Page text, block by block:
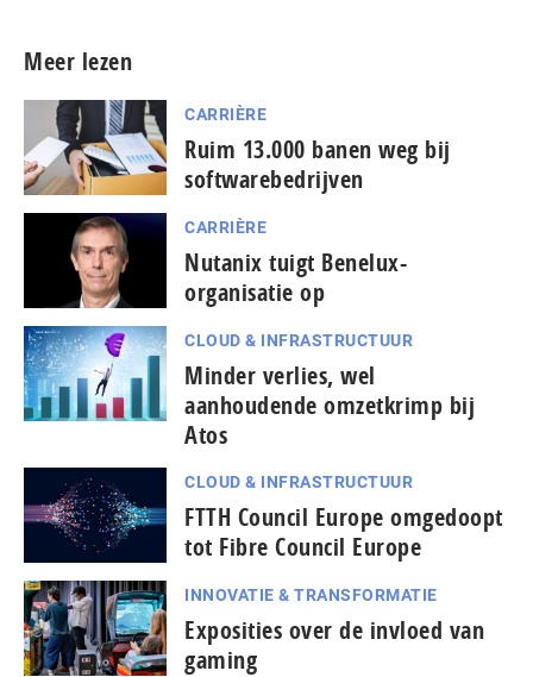
Meer lezen
CARRIÈRE
Ruim 13.000 banen weg bij
softwarebedrijven
CARRIÈRE
Nutanix tuigt Benelux-
organisatie op
CLOUD & INFRASTRUCTUUR
Minder verlies, wel
aanhoudende omzetkrimp bij
Atos
CLOUD & INFRASTRUCTUUR
FTTH Council Europe omgedoopt
tot Fibre Council Europe
INNOVATIE & TRANSFORMATIE
Exposities over de invloed van
gaming